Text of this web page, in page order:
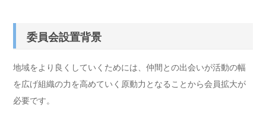
委員会設置背景
地域をより良くしていくためには、仲間との出会いが活動の幅
を広げ組織の力を高めていく原動力となることから会員拡大が
必要です。